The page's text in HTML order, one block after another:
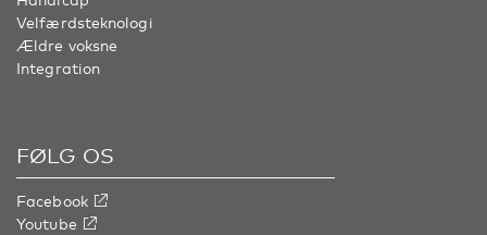
Velfærdsteknologi
Ældre voksne
Integration
FØLG OS
Facebook
Youtube